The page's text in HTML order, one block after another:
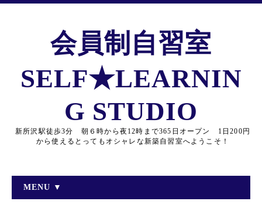
会員制自習室
SELF★LEARNIN
G STUDIO
新所沢駅徒歩3分 朝６時から夜12時まで365日オープン 1日200円
から使えるとってもオシャレな新築自習室へようこそ！
MENU ▼